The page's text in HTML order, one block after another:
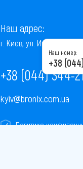
Наш адрес:
г. Киев, ул. Институтская,
+38 (044) 344-
kyiv@bronix.com.ua
Политика
Наш номер:
+38